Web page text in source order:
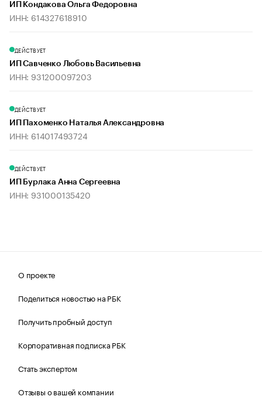
ИП Кондакова Ольга Федоровна
ИНН: 614327618910
ДЕЙСТВУЕТ
ИП Савченко Любовь Васильевна
ИНН: 931200097203
ДЕЙСТВУЕТ
ИП Пахоменко Наталья Александровна
ИНН: 614017493724
ДЕЙСТВУЕТ
ИП Бурлака Анна Сергеевна
ИНН: 931000135420
О проекте
Поделиться новостью на РБК
Получить пробный доступ
Корпоративная подписка РБК
Стать экспертом
Отзывы о вашей компании